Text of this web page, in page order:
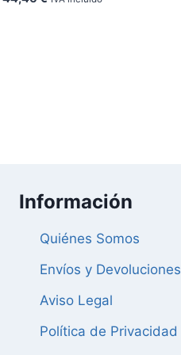
Información
Quiénes Somos
Envíos y Devoluciones
Aviso Legal
Política de Privacidad